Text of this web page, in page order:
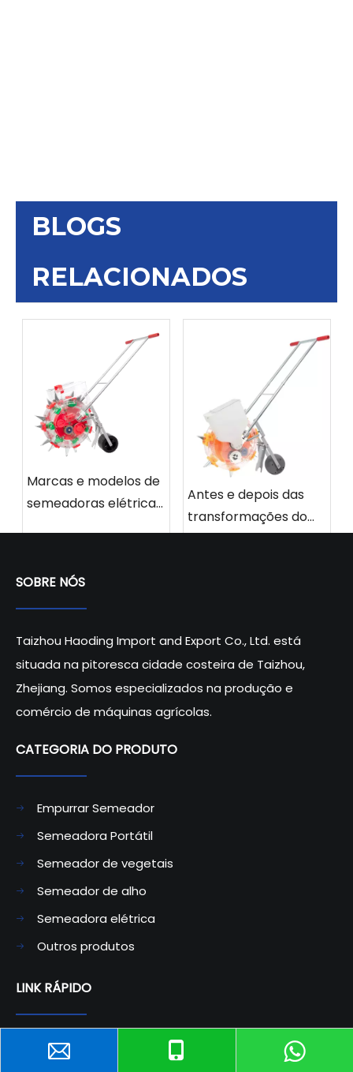
BLOGS
RELACIONADOS
Marcas e modelos de
semeadoras elétricas
Antes e depois das
transformações do
gramado com
SOBRE NÓS
Taizhou Haoding Import and Export Co., Ltd. está
situada na pitoresca cidade costeira de Taizhou,
Zhejiang. Somos especializados na produção e
comércio de máquinas agrícolas.
CATEGORIA DO PRODUTO​​​​​​​
Empurrar Semeador
Semeadora Portátil
Semeador de vegetais
Semeador de alho
Semeadora elétrica
Outros produtos
LINK RÁPIDO
Lar